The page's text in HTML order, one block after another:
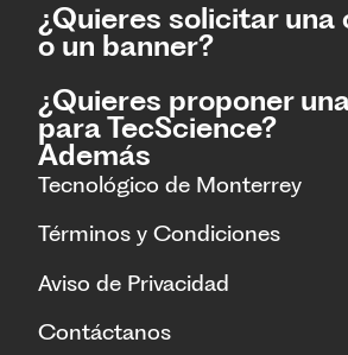
¿Quieres solicitar
o un banner?
¿Quieres proponer
para TecScience?
Además
Tecnológico de Monterrey
Términos y Condiciones
Aviso de Privacidad
Contáctanos